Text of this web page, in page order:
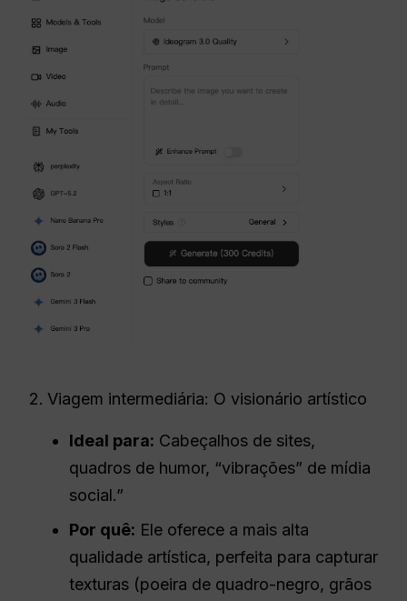
Viagem intermediária: O visionário artístico
Ideal para: Cabeçalhos de sites,
quadros de humor, “vibrações” de mídia
social.”
Por quê: Ele oferece a mais alta
qualidade artística, perfeita para capturar
texturas (poeira de quadro-negro, grãos